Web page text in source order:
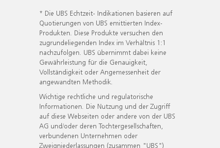
* Die UBS Echtzeit- Indikationen basieren auf
Quotierungen von UBS emittierten Index-
Produkten. Diese Produkte versuchen den
zugrundeliegenden Index im Verhältnis 1:1
nachzufolgen. UBS übernimmt dabei keine
Gewährleistung für die Genauigkeit,
Vollständigkeit oder Angemessenheit der
angewandten Methodik.
Wichtige rechtliche und regulatorische
Informationen. Die Nutzung und der Zugriff
auf diese Webseiten oder andere von der UBS
AG und/oder deren Tochtergesellschaften,
verbundenen Unternehmen oder
Zweigniederlassungen (zusammen "UBS")